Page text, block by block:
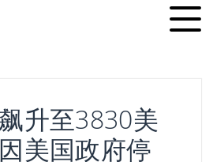
升至3830美
美国政府停